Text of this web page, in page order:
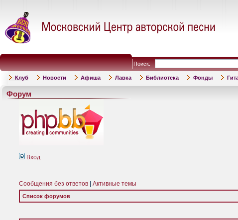
Поиск:
Клуб Новости Афиша Лавка Библиотека Фонды
Форум
Вход
Сообщения без ответов Активные темы
Список форумов